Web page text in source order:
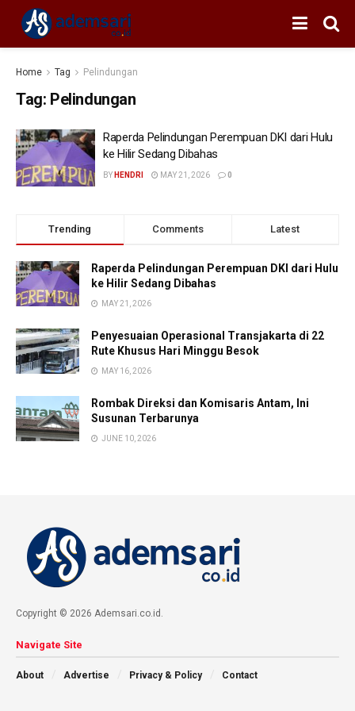
Home Tag Pelindungan
Tag: Pelindungan
Raperda Pelindungan Perempuan DKI dari Hulu
ke Hilir Sedang Dibahas
BY HENDRI MAY 21, 2026 0
Trending Comments Latest
Raperda Pelindungan Perempuan DKI dari Hulu
ke Hilir Sedang Dibahas
MAY 21, 2026
Penyesuaian Operasional Transjakarta di 22
Rute Khusus Hari Minggu Besok
MAY 16, 2026
Rombak Direksi dan Komisaris Antam, Ini
Susunan Terbarunya
JUNE 10, 2026
Copyright © 2026 Ademsari.co.id.
Navigate Site
About Advertise Privacy & Policy Contact